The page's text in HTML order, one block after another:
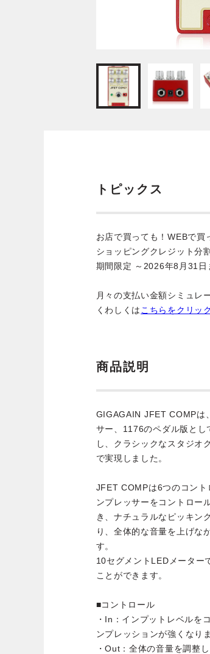
トピックス
お店で買っても！WEBで買
ショッピングクレジット分
期間限定 ～2026年8月31日
月々の支払い金額シミュレ
くわしくは こちらをクリック
商品説明
GIGAGAIN JFET COMPは
サー、1176のペダル版とし
し、クラシックなスタジオ
で実現しました。
JFET COMPは6つのコント
ンプレッサーをコントロー
き、ナチュラルなピッキン
り、全体的な音量を上げな
す。
10セグメントLEDメーター
ことができます。
■コントロール
・In：インプットレベルを
ンプレッションが強くなりま
・Out：全体の音量を調整し